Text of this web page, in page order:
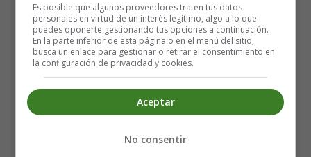
Es posible que algunos proveedores traten tus datos
personales en virtud de un interés legítimo, algo a lo que
puedes oponerte gestionando tus opciones a continuación.
En la parte inferior de esta página o en el menú del sitio,
busca un enlace para gestionar o retirar el consentimiento en
la configuración de privacidad y cookies.
Aceptar
No consentir